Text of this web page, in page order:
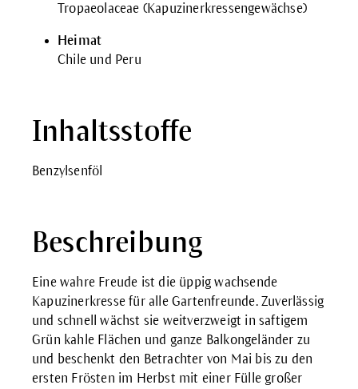
Tropaeolaceae (Kapuzinerkressengewächse)
Heimat
Chile und Peru
Inhaltsstoffe
Benzylsenföl
Beschreibung
Eine wahre Freude ist die üppig wachsende
Kapuzinerkresse für alle Gartenfreunde. Zuverlässig
und schnell wächst sie weitverzweigt in saftigem
Grün kahle Flächen und ganze Balkongeländer zu
und beschenkt den Betrachter von Mai bis zu den
ersten Frösten im Herbst mit einer Fülle großer